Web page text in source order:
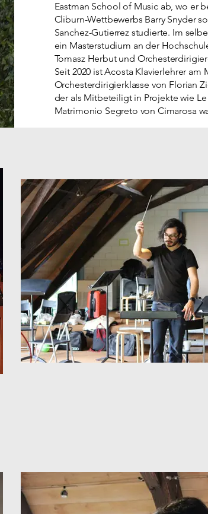
Eastman School of Music ab, wo er
Cliburn-Wettbewerbs Barry Snyder
Sanchez-Gutierrez studierte. Im
ein Masterstudium an der
Tomasz Herbut und
Seit 2020 ist Acosta Klavierlehrer
Orchesterdirigierklasse von Florian
der als Mitbeteiligt in Projekte wie
Matrimonio Segreto von Cimarosa